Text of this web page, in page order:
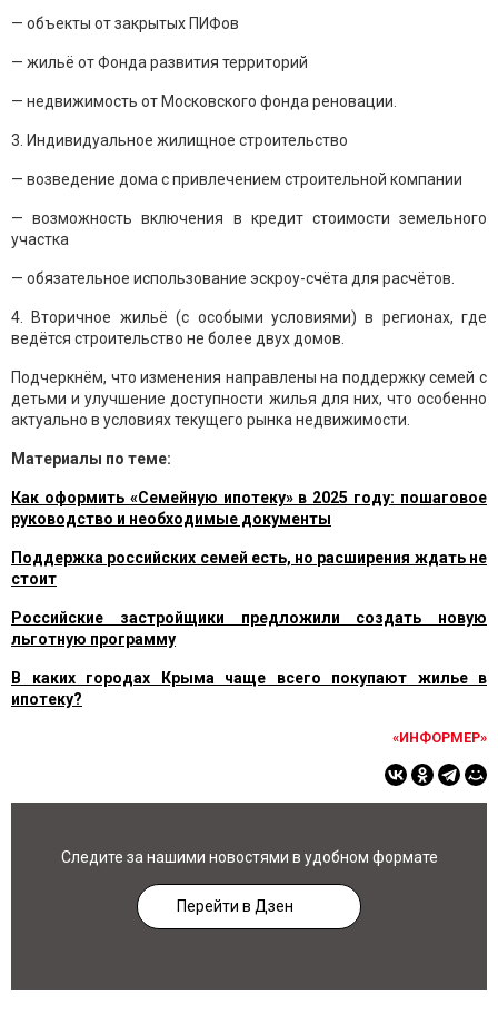
— объекты от закрытых ПИФов
— жильё от Фонда развития территорий
— недвижимость от Московского фонда реновации.
3. Индивидуальное жилищное строительство
— возведение дома с привлечением строительной компании
— возможность включения в кредит стоимости земельного
участка
— обязательное использование эскроу-счёта для расчётов.
4. Вторичное жильё (с особыми условиями) в регионах, где
ведётся строительство не более двух домов.
Подчеркнём, что изменения направлены на поддержку семей с
детьми и улучшение доступности жилья для них, что особенно
актуально в условиях текущего рынка недвижимости.
Материалы по теме:
Как оформить «Семейную ипотеку» в 2025 году: пошаговое
руководство и необходимые документы
Поддержка российских семей есть, но расширения ждать не
стоит
Российские застройщики предложили создать новую
льготную программу
В каких городах Крыма чаще всего покупают жилье в
ипотеку?
«ИНФОРМЕР»
Следите за нашими новостями в удобном формате
Перейти в Дзен